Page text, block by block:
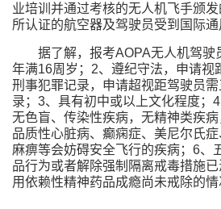
业培训并通过考核的无人机飞手颁发
所认证的航空器及驾驶员受到国际通
据了解，报考AOPA无人机驾驶
年满16周岁；2、遵纪守法，申请视
刑事犯罪记录，申请超视距驾驶员
录；3、具有初中或以上文化程度；4
无色盲、传染性疾病，无精神类疾
品质性心脏病、癫痫症、美尼尔氏
麻痹等会妨碍安全飞行的疾病；6、
品行为或者解除强制隔离戒毒措施
用依赖性精神药品成瘾尚未戒除的情